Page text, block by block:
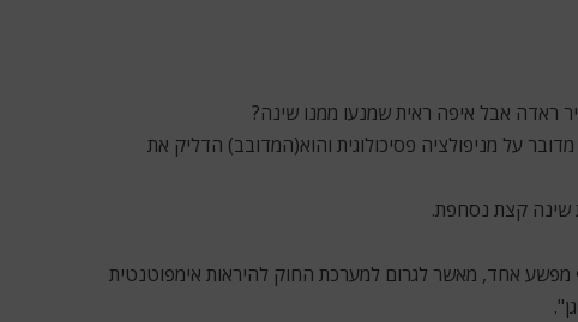
ראדה אבל איפה ראית שמנעו ממנו שינה?
מדובר על מניפולציה פסיכולוגית והוא(המדובב) הדליק את
שינה קצת נסחפת.
אחד, מאשר לגרום למערכת החוק להיראות אימפוטנטית